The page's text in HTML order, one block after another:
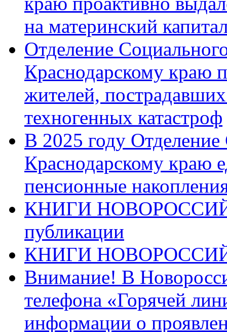
на материнский
Отделение
Краснодарскому краю
жителей,
техногенных катастроф
В 2025 году
Краснодарскому краю
пенсионные
КНИГИ
публикации
КНИГИ
Внимание! В
телефона «Горячей
информации о